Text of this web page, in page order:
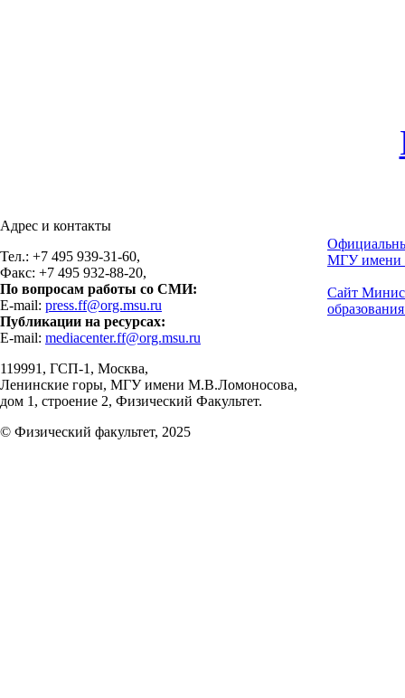
Адрес и контакты
Тел.: +7 495 939-31-60,
Факс: +7 495 932-88-20,
По вопросам работы со СМИ:
E-mail: press.ff@org.msu.ru
Публикации на ресурсах:
E-mail: mediacenter.ff@org.msu.ru
119991, ГСП-1, Москва,
Ленинские горы, МГУ имени М.В.Ломоносова,
дом 1, строение 2, Физический Факультет.
© Физический факультет, 2025
МГУ имени
Сайт